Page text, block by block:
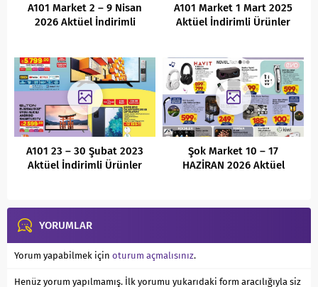
A101 Market 2 – 9 Nisan
2026 Aktüel İndirimli
A101 Market 1 Mart 2025
Aktüel İndirimli Ürünler
A101 23 – 30 Şubat 2023
Aktüel İndirimli Ürünler
Şok Market 10 – 17
HAZİRAN 2026 Aktüel
YORUMLAR
Yorum yapabilmek için oturum açmalısınız.
Henüz yorum yapılmamış. İlk yorumu yukarıdaki form aracılığıyla siz